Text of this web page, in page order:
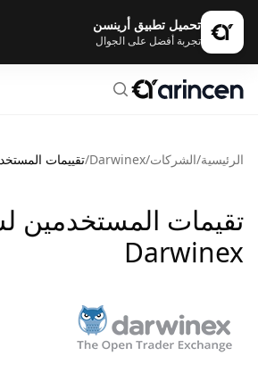
تحميل تطبيق أرينسن
تجربة أفضل على الجوال
الرئيسية/الشركات/
Darwinex
/تقييمات
تقيمات المستخدمين
Darwinex